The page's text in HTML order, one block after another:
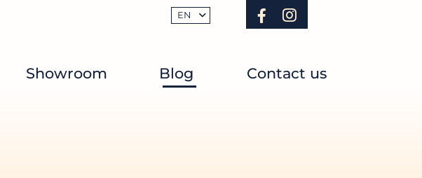
EN
Showroom Blog Contact us